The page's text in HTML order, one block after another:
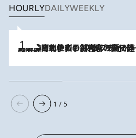
HOURLYDAILYWEEKLY
2026.8.3
《「文士の子ども被害者の会」発足！》阿川佐和子（72）が語る遠藤周作に北杜夫、劇作家・矢代静一の子どもたちの“文豪プライベート事件簿”
1 / 5